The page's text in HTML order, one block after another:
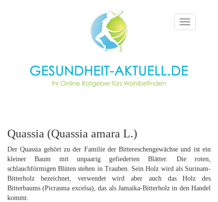
Toggle
navigation
Quassia (Quassia amara L.)
Der Quassia gehört zu der Familie der Bittereschengewächse und ist ein
kleiner Baum mit unpaarig gefiederten Blätter. Die roten,
schlauchförmigen Blüten stehen in Trauben. Sein Holz wird als Surinam-
Bitterholz bezeichnet, verwendet wird aber auch das Holz des
Bitterbaums (Picrasma excelsa), das als Jamaika-Bitterholz in den Handel
kommt.